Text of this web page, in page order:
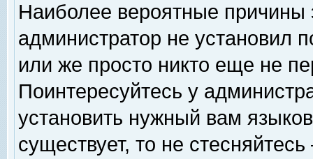
Наиболее вероятные причины
администратор не установил
или же просто никто еще не
Поинтересуйтесь у
установить нужный вам
существует, то не